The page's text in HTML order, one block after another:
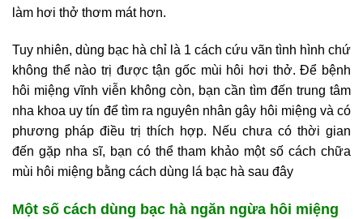
làm hơi thở thơm mát hơn.
Tuy nhiên, dùng bạc hà chỉ là 1 cách cứu vãn tình hình chứ
không thể nào trị được tận gốc mùi hôi hơi thở. Để bệnh
hôi miệng vĩnh viễn không còn, bạn cần tìm đến trung tâm
nha khoa uy tín để tìm ra nguyên nhân gây hôi miệng và có
phương pháp điều trị thích hợp. Nếu chưa có thời gian
đến gặp nha sĩ, bạn có thể tham khảo một số cách chữa
mùi hôi miệng bằng cách dùng lá bạc hà sau đây
Một số cách dùng bạc hà ngăn ngừa hôi miệng